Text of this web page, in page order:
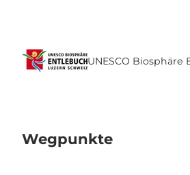
UNESCO Biosphäre
Wegpunkte